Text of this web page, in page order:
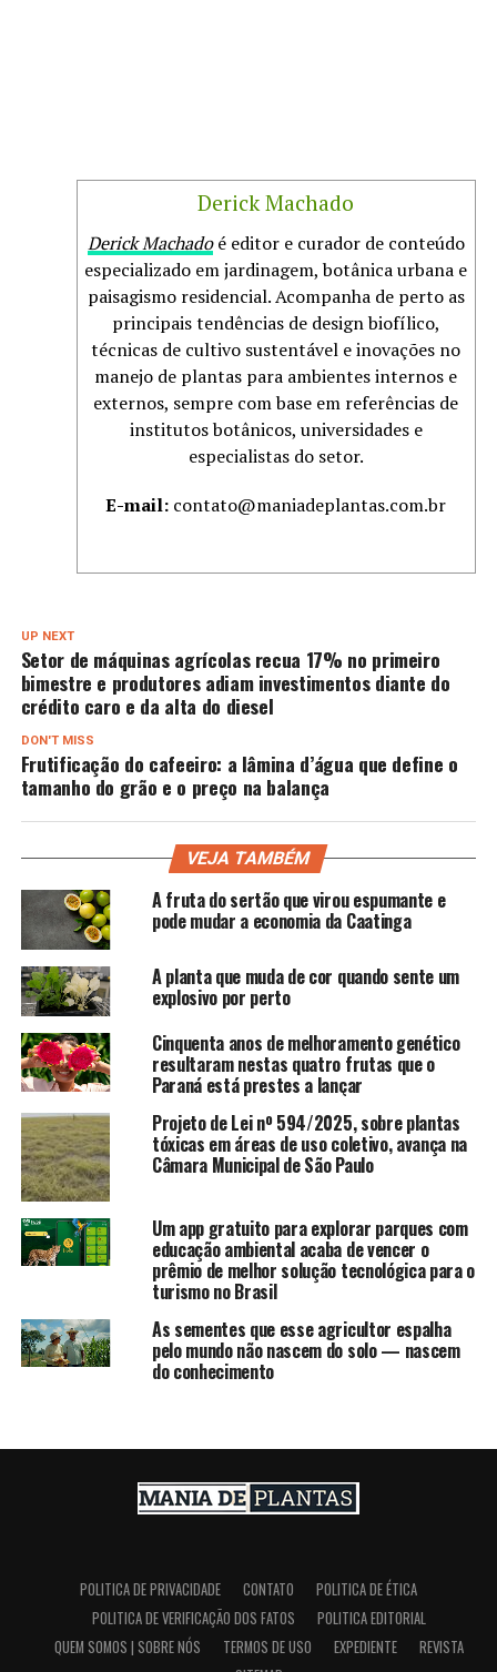
Derick Machado
Derick Machadoé editor e curador de conteúdo
especializado em jardinagem, botânica urbana e
paisagismo residencial. Acompanha de perto as
principais tendências de design biofílico,
técnicas de cultivo sustentável e inovações no
manejo de plantas para ambientes internos e
externos, sempre com base em referências de
institutos botânicos, universidades e
especialistas do setor.
E-mail: contato@maniadeplantas.com.br
UP NEXT
Setor de máquinas agrícolas recua 17% no primeiro
bimestre e produtores adiam investimentos diante do
crédito caro e da alta do diesel
DON'T MISS
Frutificação do cafeeiro: a lâmina d’água que define o
tamanho do grão e o preço na balança
VEJA TAMBÉM
A fruta do sertão que virou espumante e
pode mudar a economia da Caatinga
A planta que muda de cor quando sente um
explosivo por perto
Cinquenta anos de melhoramento genético
resultaram nestas quatro frutas que o
Paraná está prestes a lançar
Projeto de Lei nº 594/2025, sobre plantas
tóxicas em áreas de uso coletivo, avança na
Câmara Municipal de São Paulo
Um app gratuito para explorar parques com
educação ambiental acaba de vencer o
prêmio de melhor solução tecnológica para o
turismo no Brasil
As sementes que esse agricultor espalha
pelo mundo não nascem do solo — nascem
do conhecimento
POLITICA DE PRIVACIDADE CONTATO
POLITICA DE ÉTICA
POLITICA DE VERIFICAÇÃO DOS FATOS
POLITICA EDITORIAL
QUEM SOMOS | SOBRE NÓS
TERMOS DE USO EXPEDIENTE
REVISTA